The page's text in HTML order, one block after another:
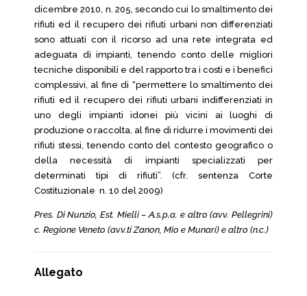
dicembre 2010, n. 205, secondo cui lo smaltimento dei
rifiuti ed il recupero dei rifiuti urbani non differenziati
sono attuati con il ricorso ad una rete integrata ed
adeguata di impianti, tenendo conto delle migliori
tecniche disponibili e del rapporto tra i costi e i benefici
complessivi, al fine di “permettere lo smaltimento dei
rifiuti ed il recupero dei rifiuti urbani indifferenziati in
uno degli impianti idonei più vicini ai luoghi di
produzione o raccolta, al fine di ridurre i movimenti dei
rifiuti stessi, tenendo conto del contesto geografico o
della necessità di impianti specializzati per
determinati tipi di rifiuti”. (cfr. sentenza Corte
Costituzionale n. 10 del 2009)
Pres. Di Nunzio, Est. Mielli – A.s.p.a. e altro (avv. Pellegrini)
c. Regione Veneto (avv.ti Zanon, Mio e Munari) e altro (n.c.)
Allegato